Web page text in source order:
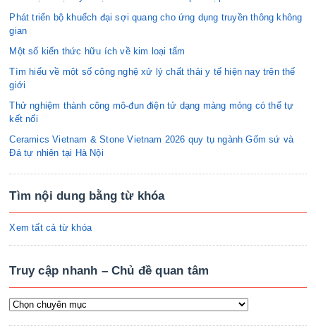
Phát triển bộ khuếch đại sợi quang cho ứng dụng truyền thông không
gian
Một số kiến thức hữu ích về kim loại tấm
Tìm hiểu về một số công nghệ xử lý chất thải y tế hiện nay trên thế
giới
Thử nghiệm thành công mô-đun điện tử dạng màng mỏng có thể tự
kết nối
Ceramics Vietnam & Stone Vietnam 2026 quy tụ ngành Gốm sứ và
Đá tự nhiên tại Hà Nội
Tìm nội dung bằng từ khóa
Xem tất cả từ khóa
Truy cập nhanh – Chủ đề quan tâm